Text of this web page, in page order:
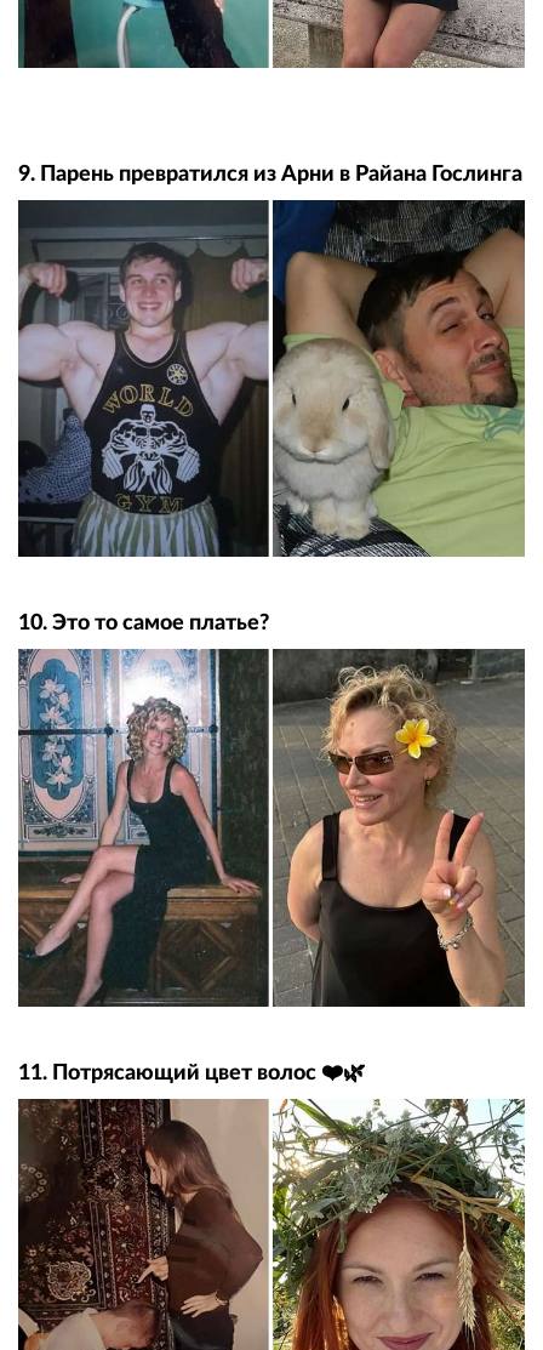
9. Парень превратился из Арни в Райана Гослинга
10. Это то самое платье?
11. Потрясающий цвет волос ❤️🌿